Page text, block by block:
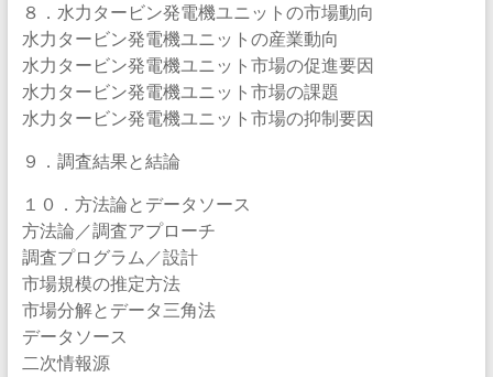
８．水力タービン発電機ユニットの市場動向
水力タービン発電機ユニットの産業動向
水力タービン発電機ユニット市場の促進要因
水力タービン発電機ユニット市場の課題
水力タービン発電機ユニット市場の抑制要因
９．調査結果と結論
１０．方法論とデータソース
方法論／調査アプローチ
調査プログラム／設計
市場規模の推定方法
市場分解とデータ三角法
データソース
二次情報源